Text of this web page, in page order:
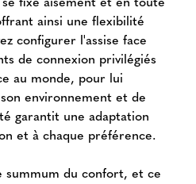
ainsi une flexibilité
configurer l'assise face
de connexion privilégiés
au monde, pour lui
environnement et de
garantit une adaptation
et à chaque préférence.
du confort, et ce